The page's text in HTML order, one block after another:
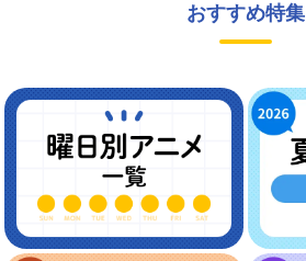
おすすめ特集